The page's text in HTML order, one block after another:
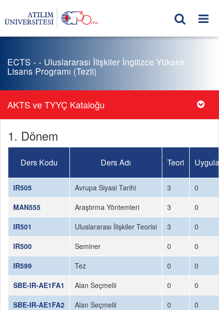
ECTS - - Uluslararası İlişkiler İngilizce Yüksek
Lisans Programı (Tezli)
AKTS ve TYYÇ Kataloğu
1. Dönem
Ders Kodu Ders Adı Teori
IR505 Avrupa Siyasi Tarihi 3
0
MAN555
Araştırma Yöntemleri 3
0
IR501
Uluslararası İlişkiler Teorisi 3
0
IR500
Seminer 0
0
IR599
Tez 0
0
SBE-IR-AE1FA1
Alan Seçmelii 0
0
SBE-IR-AE1FA2
Alan Seçmelii 0
0